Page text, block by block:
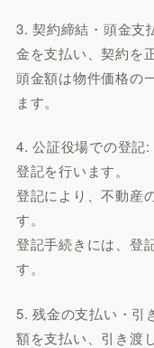
3. 契約締結・頭金支
金を支払い、契約を
頭金額は物件価格の
ます。
4. 公証役場での登記:
登記を行います。
登記により、不動産
す。
登記手続きには、登
す。
5. 残金の支払い・引
額を支払い、引き渡